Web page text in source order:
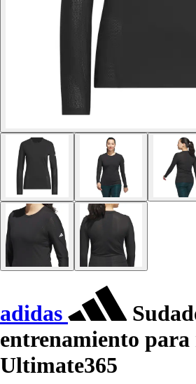
adidas
entrenamiento
Ultimate365